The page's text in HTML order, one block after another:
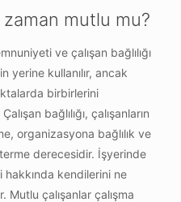
zaman mutlu mu?
ve çalışan bağlılığı
yerine kullanılır, ancak
birbirlerini
bağlılığı, çalışanların
organizasyona bağlılık ve
derecesidir. İşyerinde
hakkında kendilerini ne
çalışanlar çalışma